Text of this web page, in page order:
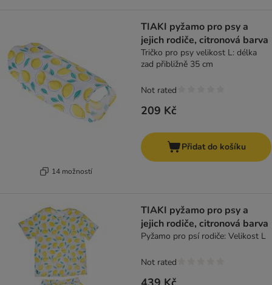
14 možností
TIAKI pyžamo pro psy a
jejich rodiče, citronová barva
Tričko pro psy velikost L: délka
zad přibližně 35 cm
209 Kč
Not rated
Přidat do košíku
TIAKI pyžamo pro psy a
jejich rodiče, citronová barva
Pyžamo pro psí rodiče: Velikost L
Not rated